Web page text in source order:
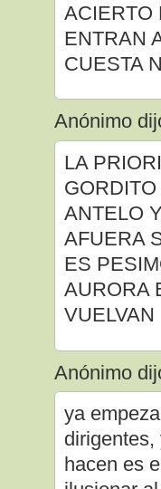
ACIERTO
ENTRAN
CUESTA
Anónimo
LA
ANTELO
AFUERA
ES
AURORA
Anónimo
ya
hacen es